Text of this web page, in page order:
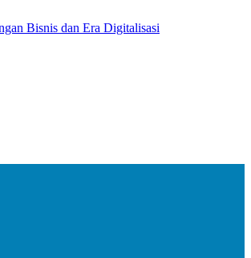
Bisnis dan Era Digitalisasi